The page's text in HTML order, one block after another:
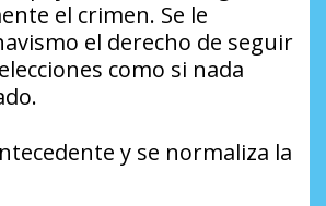
el crimen. Se le
el derecho de seguir
como si nada
y se normaliza la